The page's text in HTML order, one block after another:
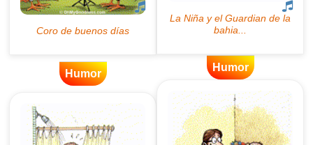
Humor
Humor